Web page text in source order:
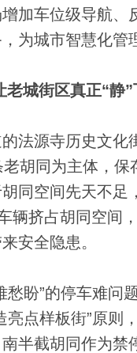
加车位级导航
为城市智慧化管
老城街区真正“静”
源寺历史文化
胡同为主体，
同空间先天不
辆挤占胡同空间
安全隐患。
”的停车难问题
亮点样板街”原则
半截胡同作为禁